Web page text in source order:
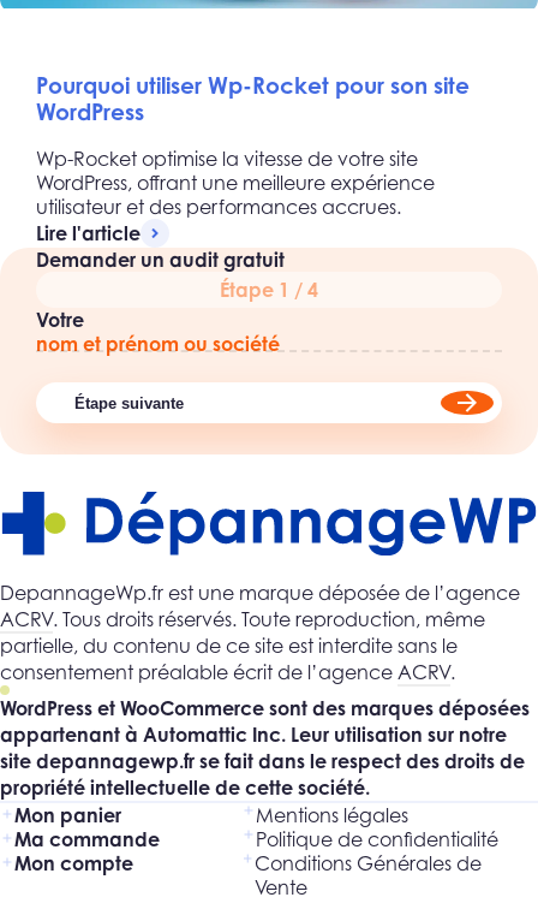
Pourquoi utiliser Wp-Rocket pour son site
WordPress
Wp-Rocket optimise la vitesse de votre site
WordPress, offrant une meilleure expérience
utilisateur et des performances accrues.
Lire l'article
Demander un audit gratuit
Étape 1 / 4
Votre
nom et prénom ou société
Étape suivante
DepannageWp.fr est une marque déposée de l’agence
ACRV. Tous droits réservés. Toute reproduction, même
partielle, du contenu de ce site est interdite sans le
consentement préalable écrit de l’agence ACRV.
WordPress et WooCommerce sont des marques déposées
appartenant à Automattic Inc. Leur utilisation sur notre
site depannagewp.fr se fait dans le respect des droits de
propriété intellectuelle de cette société.
Mon panier
Ma commande
Mon compte
Mentions légales
Politique de confidentialité
Conditions Générales de
Vente